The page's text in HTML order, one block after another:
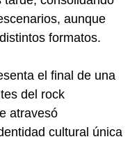
aunque
formatos.
el final de una
del rock
atravesó
cultural única